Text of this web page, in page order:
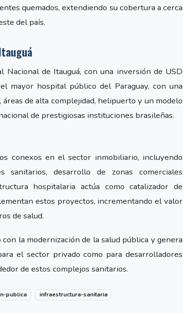
quemados, extendiendo su cobertura a cerca
del país.
de Itauguá, con una inversión de USD
mayor hospital público del Paraguay, con una
de alta complejidad, helipuerto y un modelo
de prestigiosas instituciones brasileñas.
conexos en el sector inmobiliario, incluyendo
sanitarios, desarrollo de zonas comerciales
hospitalaria actúa como catalizador de
estos proyectos, incrementando el valor
de salud.
la modernización de la salud pública y genera
el sector privado como para desarrolladores
de estos complejos sanitarios.
publica
infraestructura-sanitaria